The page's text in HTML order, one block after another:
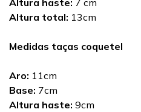
Altura haste: 7 cm
Altura total: 13cm
Medidas taças coquetel
Aro: 11cm
Base: 7cm
Altura haste: 9cm